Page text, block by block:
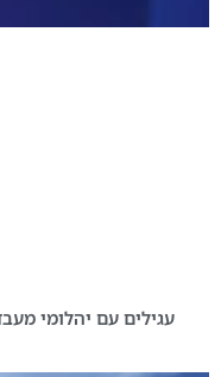
עגילים עם יהלומי